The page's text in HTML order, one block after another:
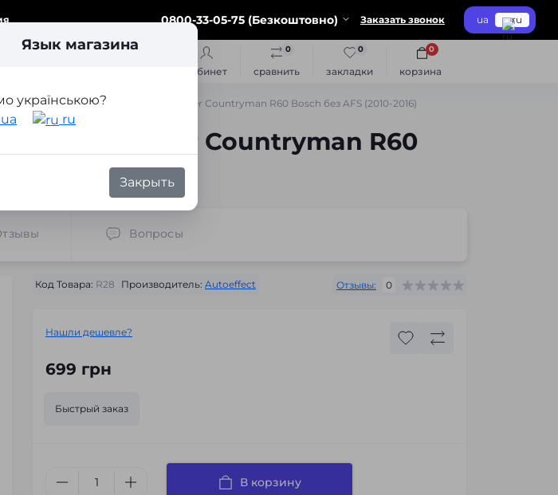
0800-33-05-75 (Безкоштовно) Заказать звонок ua ru
кабинет сравнить
0
закладки
0
корзина
0
рамки для замены линз Mini Cooper Countryman R60 Bosch без AFS (2010-2016)
Язык магазина
українською?
ua
ru
Закрыть
Mini Cooper Countryman R60
шт.)
Вопросы
Код Товара: R28 Производитель: Autoeffect Отзывы: 0
Нашли дешевле?
699 грн
Быстрый заказ
В корзину